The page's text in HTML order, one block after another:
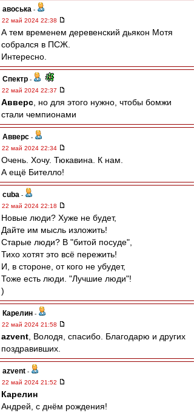
авоська -
22 май 2024 22:38
А тем временем деревенский дьякон Мотя
собрался в ПСЖ.
Интересно.
Спектр -
22 май 2024 22:37
Авверс , но для этого нужно, чтобы бомжи
стали чемпионами
Авверс -
22 май 2024 22:34
Очень. Хочу. Тюкавина. К нам.
А ещё Бителло!
cuba -
22 май 2024 22:18
Новые люди? Хуже не будет,
Дайте им мысль изложить!
Старые люди? В "битой посуде",
Тихо хотят это всё пережить!
И, в стороне, от кого не убудет,
Тоже есть люди. "Лучшие люди"!
)
Карелин -
22 май 2024 21:58
azvent , Володя, спасибо. Благодарю и других
поздравивших.
azvent -
22 май 2024 21:52
Карелин
Андрей, с днём рождения!